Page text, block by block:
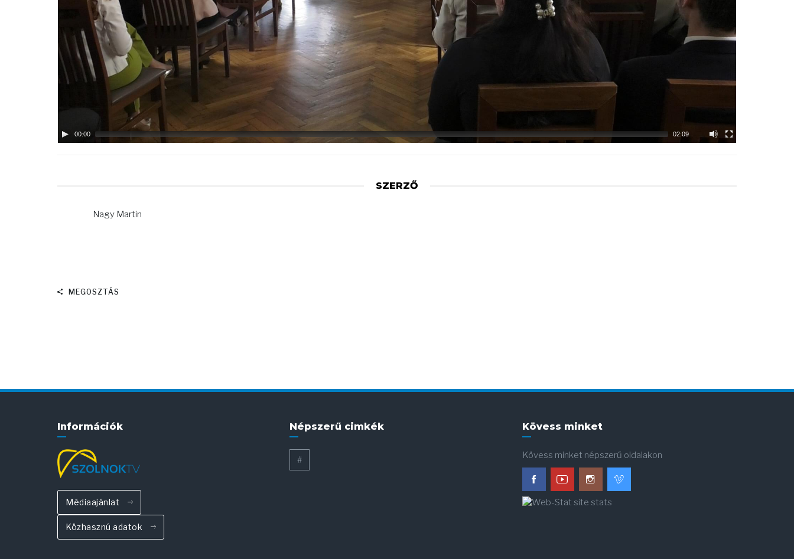
00:00 02:09
SZERZŐ
Nagy Martin
MEGOSZTÁS
Információk
Médiaajánlat
Közhasznú adatok
Népszerű cimkék
#
Kövess minket
Kövess minket népszerű oldalakon